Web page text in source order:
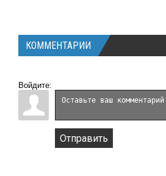
КОММЕНТАРИИ
Войдите:
Отправить